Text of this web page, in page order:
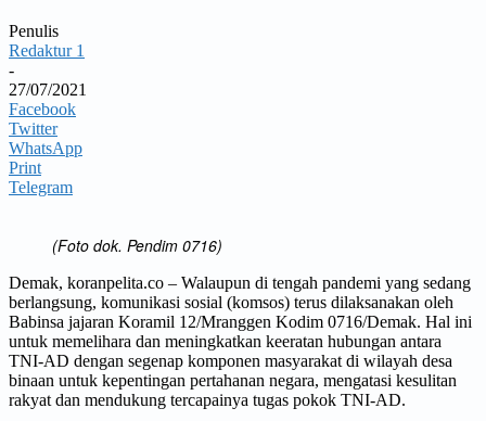
Penulis
Redaktur 1
-
27/07/2021
Facebook
Twitter
WhatsApp
Print
Telegram
(Foto dok. Pendim 0716)
Demak, koranpelita.co – Walaupun di tengah pandemi yang sedang
berlangsung, komunikasi sosial (komsos) terus dilaksanakan oleh
Babinsa jajaran Koramil 12/Mranggen Kodim 0716/Demak. Hal ini
untuk memelihara dan meningkatkan keeratan hubungan antara
TNI-AD dengan segenap komponen masyarakat di wilayah desa
binaan untuk kepentingan pertahanan negara, mengatasi kesulitan
rakyat dan mendukung tercapainya tugas pokok TNI-AD.